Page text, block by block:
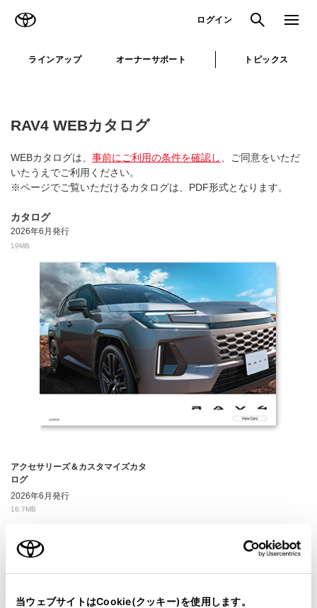
当ウェブサイトはCookie(クッキー)を使用します。
ログイン 検索 メニュ
ラインアップ オーナーサポート トピックス
RAV4 WEBカタログ
WEBカタログは、 事前にご利用の条件を確認し
、ご同意をいただ
いたうえでご利用ください。
※ページでご覧いただけるカタログは、PDF形式となります。
カタログ
2026年6月発行
19MB
アクセサリーズ＆カスタマイズカタ
ログ
2026年6月発行
16.7MB